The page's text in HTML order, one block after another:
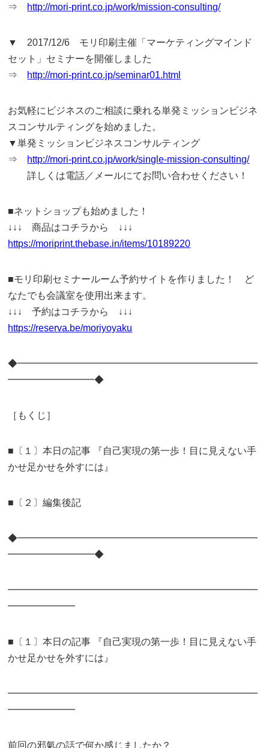
⇒ http://mori-print.co.jp/work/mission-consulting/
▼ 2017/12/6 モリ印刷主催「マーケティングマインド
セット」セミナーを開催しました
⇒ http://mori-print.co.jp/seminar01.html
お気軽にビジネスのご相談に乗れる単発ミッションビジネ
スコンサルティングを始めました。
▼単発ミッションビジネスコンサルティング
⇒ http://mori-print.co.jp/work/single-mission-consulting/
詳しくは電話／メールにてお問い合わせください！
■ネットショップも始めました！
↓↓↓ 商品はコチラから ↓↓↓
https://moriprint.thebase.in/items/10189220
■モリ印刷セミナールーム予約サイトを作りました！ ど
なたでも会議室を使用出来ます。
↓↓↓ 予約はコチラから ↓↓↓
https://reserva.be/moriyoyaku
◆━━━━━━━━━━━━━━━━━━━━━━━━━
━━━━━━━━━◆
［もくじ］
■〔１〕本日の記事 『自己実現の第一歩！目に見えない手
かせ足かせを外すには』
■〔２〕編集後記
◆━━━━━━━━━━━━━━━━━━━━━━━━━
━━━━━━━━━◆
━━━━━━━━━━━━━━━━━━━━━━━━━━
━━━━━━━
■〔１〕本日の記事 『自己実現の第一歩！目に見えない手
かせ足かせを外すには』
━━━━━━━━━━━━━━━━━━━━━━━━━━
━━━━━━━
前回の邪氣の話で何か感じましたか？